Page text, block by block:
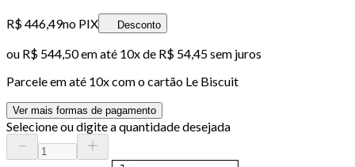
R$ 446,49no PIX Desconto
ou R$ 544,50em até 10x de R$ 54,45 sem juros
Parcele em até 10x com o cartão Le Biscuit
Ver mais formas de pagamento
Selecione ou digite a quantidade desejada